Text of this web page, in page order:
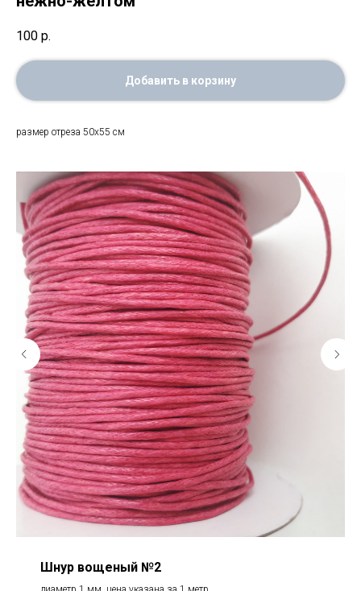
100 р.
Добавить в корзину
размер отреза 50х55 см
Шнур вощеный №2